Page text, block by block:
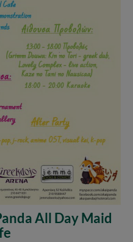
All Day Maid